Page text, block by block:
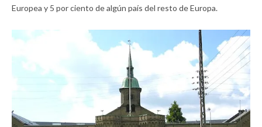
Europea y 5 por ciento de algún país del resto de Europa.